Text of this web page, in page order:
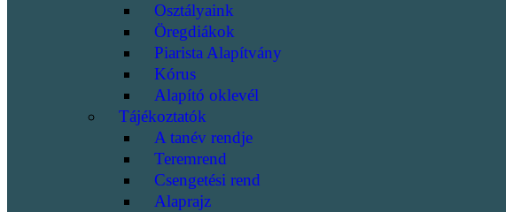
Osztályaink
Öregdiákok
Piarista Alapítvány
Kórus
Alapító oklevél
Tájékoztatók
A tanév rendje
Teremrend
Csengetési rend
Alaprajz